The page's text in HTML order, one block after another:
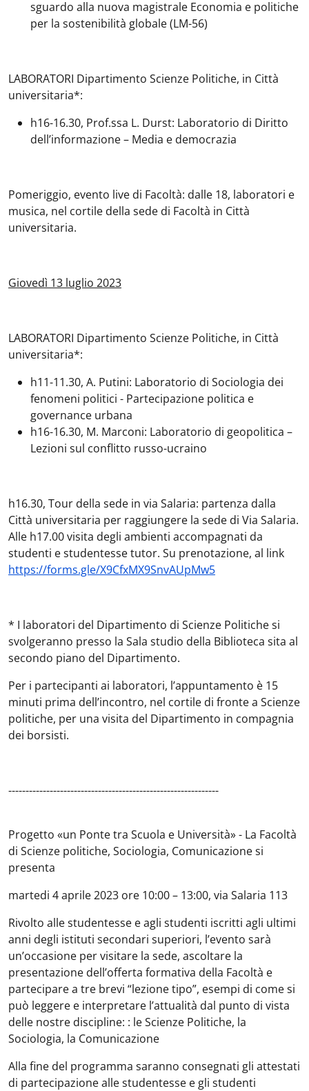
sguardo alla nuova magistrale Economia e politiche
per la sostenibilità globale (LM-56)
LABORATORI Dipartimento Scienze Politiche, in Città
universitaria*:
h16-16.30, Prof.ssa L. Durst: Laboratorio di Diritto
dell’informazione – Media e democrazia
Pomeriggio, evento live di Facoltà: dalle 18, laboratori e
musica, nel cortile della sede di Facoltà in Città
universitaria.
Giovedì 13 luglio 2023
LABORATORI Dipartimento Scienze Politiche, in Città
universitaria*:
h11-11.30, A. Putini: Laboratorio di Sociologia dei
fenomeni politici - Partecipazione politica e
governance urbana
h16-16.30, M. Marconi: Laboratorio di geopolitica –
Lezioni sul conflitto russo-ucraino
h16.30, Tour della sede in via Salaria: partenza dalla
Città universitaria per raggiungere la sede di Via Salaria.
Alle h17.00 visita degli ambienti accompagnati da
studenti e studentesse tutor. Su prenotazione, al link
https://forms.gle/X9CfxMX9SnvAUpMw5
* I laboratori del Dipartimento di Scienze Politiche si
svolgeranno presso la Sala studio della Biblioteca sita al
secondo piano del Dipartimento.
Per i partecipanti ai laboratori, l’appuntamento è 15
minuti prima dell’incontro, nel cortile di fronte a Scienze
politiche, per una visita del Dipartimento in compagnia
dei borsisti.
-------------------------------------------------------------
Progetto «un Ponte tra Scuola e Università» - La Facoltà
di Scienze politiche, Sociologia, Comunicazione si
presenta
martedi 4 aprile 2023 ore 10:00 – 13:00, via Salaria 113
Rivolto alle studentesse e agli studenti iscritti agli ultimi
anni degli istituti secondari superiori, l’evento sarà
un’occasione per visitare la sede, ascoltare la
presentazione dell’offerta formativa della Facoltà e
partecipare a tre brevi “lezione tipo”, esempi di come si
può leggere e interpretare l’attualità dal punto di vista
delle nostre discipline: : le Scienze Politiche, la
Sociologia, la Comunicazione
Alla fine del programma saranno consegnati gli attestati
di partecipazione alle studentesse e gli studenti